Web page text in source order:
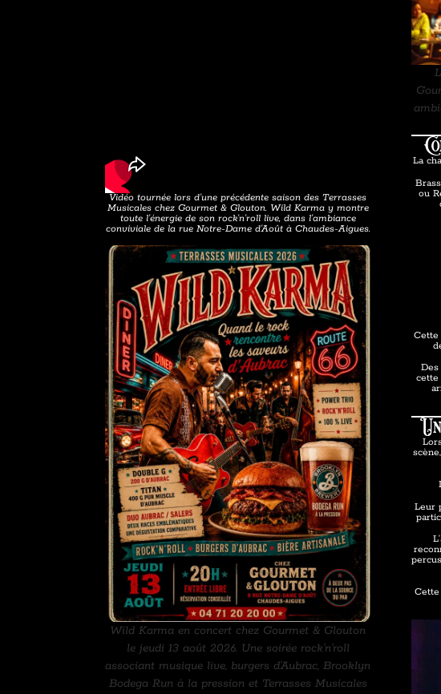
Vidéo tournée lors d’une précédente saison des Terrasses
Musicales chez Gourmet & Glouton. Wild Karma y montre
toute l’énergie de son rock’n’roll live, dans l’ambiance
conviviale de la rue Notre-Dame d’Août à Chaudes-Aigues.
Wild Karma en concert chez Gourmet & Glouton
le jeudi 13 août 2026. Une soirée rock’n’roll
associant musique live, burgers d’Aubrac, Brooklyn
Bodega Run à la pression et Terrasses Musicales
La
ou
Cette
cette
Leur